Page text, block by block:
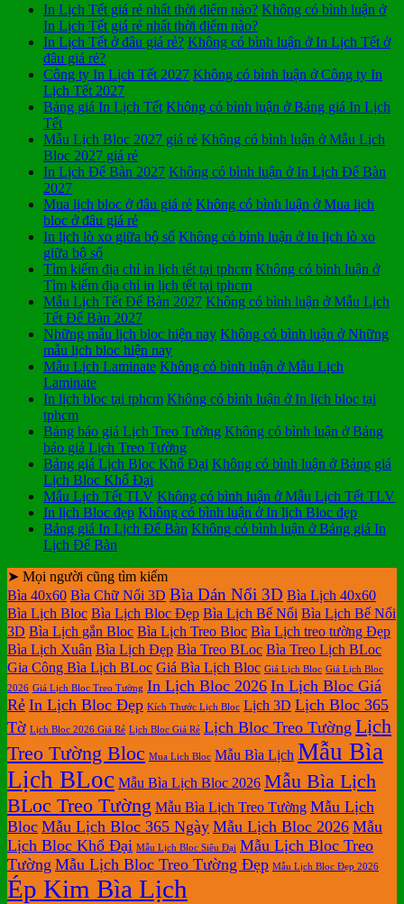
In Lịch Tết giá rẻ nhất thời điểm nào? Không có bình luận ở
In Lịch Tết giá rẻ nhất thời điểm nào?
In Lịch Tết ở đâu giá rẻ? Không có bình luận ở In Lịch Tết ở
đâu giá rẻ?
Công ty In Lịch Tết 2027 Không có bình luận ở Công ty In
Lịch Tết 2027
Bảng giá In Lịch Tết Không có bình luận ở Bảng giá In Lịch
Tết
Mẫu Lịch Bloc 2027 giá rẻ Không có bình luận ở Mẫu Lịch
Bloc 2027 giá rẻ
In Lịch Để Bàn 2027 Không có bình luận ở In Lịch Để Bàn
2027
Mua lịch bloc ở đâu giá rẻ Không có bình luận ở Mua lịch
bloc ở đâu giá rẻ
In lịch lò xo giữa bộ số Không có bình luận ở In lịch lò xo
giữa bộ số
Tìm kiếm địa chỉ in lịch tết tại tphcm Không có bình luận ở
Tìm kiếm địa chỉ in lịch tết tại tphcm
Mẫu Lịch Tết Để Bàn 2027 Không có bình luận ở Mẫu Lịch
Tết Để Bàn 2027
Những mẫu lịch bloc hiện nay Không có bình luận ở Những
mẫu lịch bloc hiện nay
Mẫu Lịch Laminate Không có bình luận ở Mẫu Lịch
Laminate
In lịch bloc tại tphcm Không có bình luận ở In lịch bloc tại
tphcm
Bảng báo giá Lịch Treo Tường Không có bình luận ở Bảng
báo giá Lịch Treo Tường
Bảng giá Lịch Bloc Khổ Đại Không có bình luận ở Bảng giá
Lịch Bloc Khổ Đại
Mẫu Lịch Tết TLV Không có bình luận ở Mẫu Lịch Tết TLV
In lịch Bloc đẹp Không có bình luận ở In lịch Bloc đẹp
Bảng giá In Lịch Để Bàn Không có bình luận ở Bảng giá In
Lịch Để Bàn
➤ Mọi người cũng tìm kiếm
Bìa 40x60 Bìa Chữ Nổi 3D Bìa Dán Nổi 3D Bìa Lịch 40x60
Bìa Lịch Bloc Bìa Lịch Bloc Đẹp Bìa Lịch Bế Nổi Bìa Lịch Bế Nổi
3D Bìa Lịch gắn Bloc Bìa Lịch Treo Bloc Bìa Lịch treo tường Đẹp
Bìa Lịch Xuân Bìa Lịch Đẹp Bìa Treo BLoc Bìa Treo Lịch BLoc
Gia Công Bìa Lịch BLoc Giá Bìa Lịch Bloc Giá Lịch Bloc Giá Lịch Bloc
2026 Giá Lịch Bloc Treo Tường In Lịch Bloc 2026 In Lịch Bloc Giá
Rẻ In Lịch Bloc Đẹp Kích Thước Lịch Bloc Lịch 3D Lịch Bloc 365
Tờ Lịch Bloc 2026 Giá Rẻ Lịch Bloc Giá Rẻ Lịch Bloc Treo Tường Lịch
Treo Tường Bloc Mua Lich Bloc Mẫu Bìa Lịch Mẫu Bìa
Lịch BLoc Mẫu Bìa Lịch Bloc 2026 Mẫu Bìa Lịch
BLoc Treo Tường Mẫu Bìa Lịch Treo Tường Mẫu Lịch
Bloc Mẫu Lịch Bloc 365 Ngày Mẫu Lịch Bloc 2026 Mẫu
Lịch Bloc Khổ Đại Mẫu Lịch Bloc Siêu Đại Mẫu Lịch Bloc Treo
Tường Mẫu Lịch Bloc Treo Tường Đẹp Mẫu Lịch Bloc Đẹp 2026
Ép Kim Bìa Lịch